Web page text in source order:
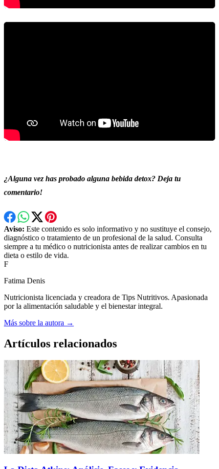
¿Alguna vez has probado alguna bebida detox? Deja tu
comentario!
Aviso: Este contenido es solo informativo y no sustituye el consejo,
diagnóstico o tratamiento de un profesional de la salud. Consulta
siempre a tu médico o nutricionista antes de realizar cambios en tu
dieta o estilo de vida.
F
Fatima Denis
Nutricionista licenciada y creadora de Tips Nutritivos. Apasionada
por la alimentación saludable y el bienestar integral.
Más sobre la autora →
Artículos relacionados